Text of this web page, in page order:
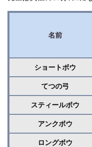
名前
ショートボウ
てつの弓
スティールボウ
アンクボウ
ロングボウ